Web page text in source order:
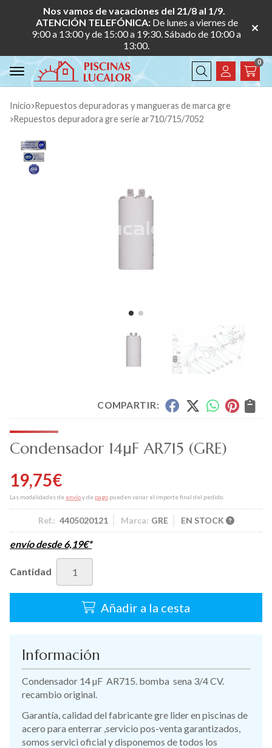
Nos vamos de vacaciones del 21/8 al 1/9.
ATENCIÓN TELEFÓNICA: De lunes a viernes de
9:00 a 13:00 y de 15:00 a 19:30. Sábado de 10:00 a
13:00.
Buscar
0
Inicio
repuestos depuradoras y mangueras de marca gre
repuestos depuradora gre serie ar710/715/7052
COMPARTIR:
Condensador 14µF AR715 (GRE)
19,75€
Las modalidades de envíoy de pago pueden variar el importe final del pedido.
Ref.: 4405020121 Marca: GRE EN STOCK
envío desde6,19€*
Cantidad
Añadir a la cesta
Información
Condensador 14 µF AR715. bomba sena 3/4 CV.
recambio original.
Garantía, calidad del fabricante gre lider en piscinas de
acero para enterrar ,servicio pos-venta garantizados,
somos servici oficial y disponemos de todos los